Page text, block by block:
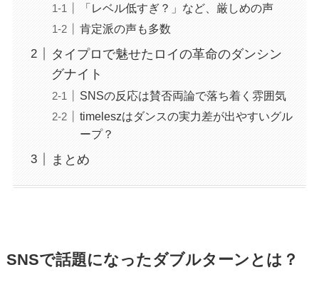
「レベル低すぎ？」など、厳しめの声
肯定派の声も多数
タイプロで魅せたロイの革命のダンシン
グナイト
SNSの反応は賛否両論で落ち着く雰囲気
timeleszはダンスの実力差が出やすいグル
ープ？
まとめ
SNSで話題になったダブルターンとは？